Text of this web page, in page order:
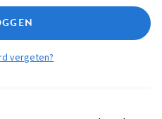
vergeten?